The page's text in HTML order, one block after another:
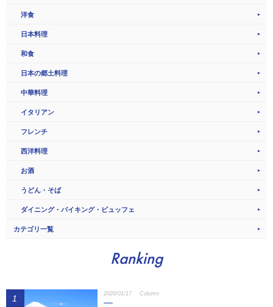
洋食
日本料理
和食
日本の郷土料理
中華料理
イタリアン
フレンチ
西洋料理
お酒
うどん・そば
ダイニング・バイキング・ビュッフェ
カテゴリ一覧
Ranking
1 2020/01/17 Column